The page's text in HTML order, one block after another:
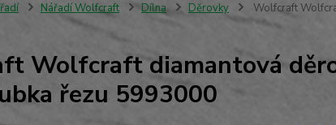
Nářadí Wolfcraft Dílna Děrovky
Wolfcraft
Wolfcraft diamantová
řezu 5993000